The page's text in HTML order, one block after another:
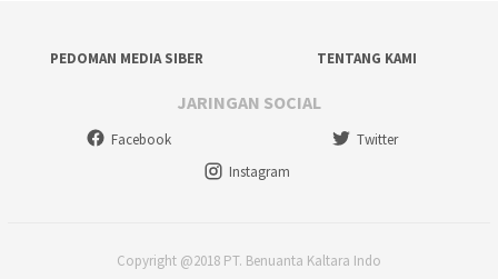
PEDOMAN MEDIA SIBER TENTANG KAMI
JARINGAN SOCIAL
Facebook
Twitter
Instagram
Copyright @2018 PT. Benuanta Kaltara Indo